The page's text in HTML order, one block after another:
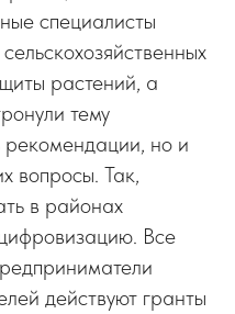
специалисты
растений, а
тему
рекомендации, но и
вопросы. Так,
в районах
Все
действуют гранты